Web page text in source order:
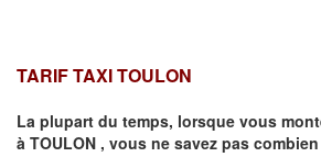
TARIF TAXI TOULON
La plupart du temps, lorsque vous
à TOULON , vous ne savez pas combien